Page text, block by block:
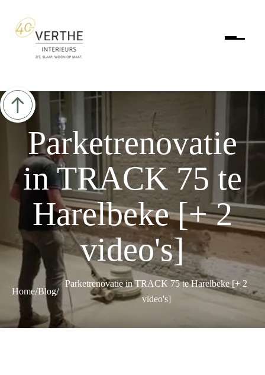
Parketrenovatie
in TRACK 75 te
Harelbeke [+ 2
video's]
Home/Blog/
Parketrenovatie in TRACK 75 te Harelbeke [+ 2
video's]